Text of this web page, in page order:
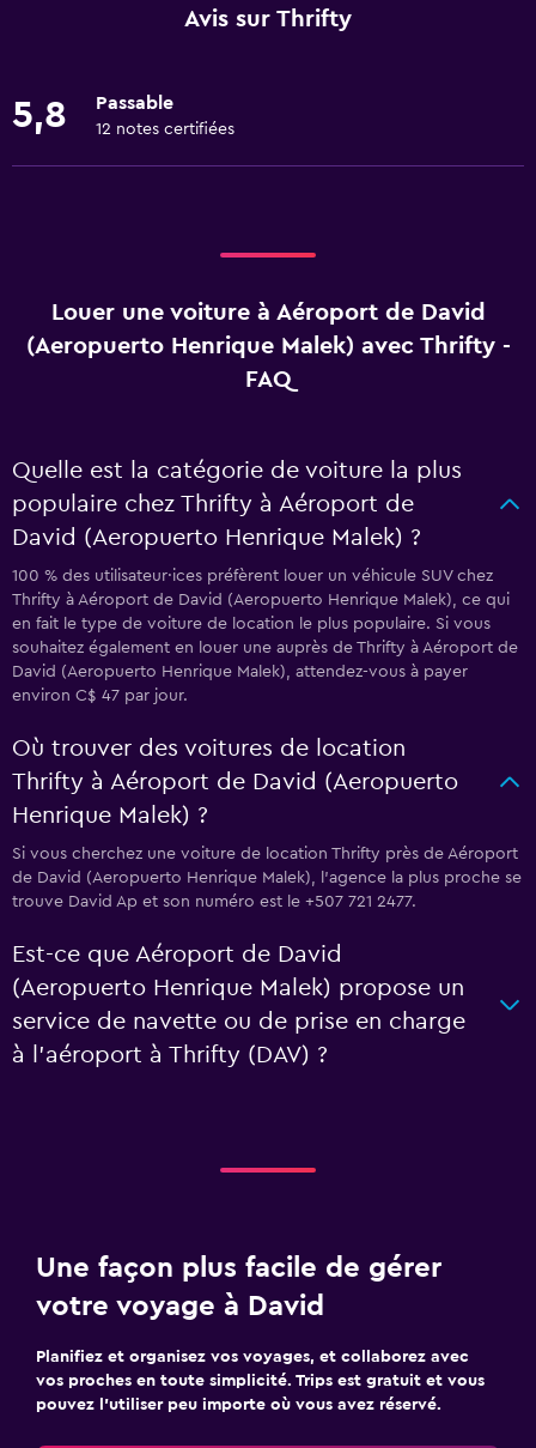
Avis sur Thrifty
5,8 Passable
12 notes certifiées
Louer une voiture à Aéroport de David
(Aeropuerto Henrique Malek) avec Thrifty -
FAQ
Quelle est la catégorie de voiture la plus
populaire chez Thrifty à Aéroport de
David (Aeropuerto Henrique Malek) ?
100 % des utilisateur·ices préfèrent louer un véhicule SUV chez
Thrifty à Aéroport de David (Aeropuerto Henrique Malek), ce qui
en fait le type de voiture de location le plus populaire. Si vous
souhaitez également en louer une auprès de Thrifty à Aéroport de
David (Aeropuerto Henrique Malek), attendez-vous à payer
environ C$ 47 par jour.
Où trouver des voitures de location
Thrifty à Aéroport de David (Aeropuerto
Henrique Malek) ?
Si vous cherchez une voiture de location Thrifty près de Aéroport
de David (Aeropuerto Henrique Malek), l’agence la plus proche se
trouve David Ap et son numéro est le +507 721 2477.
Est-ce que Aéroport de David
(Aeropuerto Henrique Malek) propose un
service de navette ou de prise en charge
à l’aéroport à Thrifty (DAV) ?
Une façon plus facile de gérer
votre voyage à David
Planifiez et organisez vos voyages, et collaborez avec
vos proches en toute simplicité. Trips est gratuit et vous
pouvez l’utiliser peu importe où vous avez réservé.